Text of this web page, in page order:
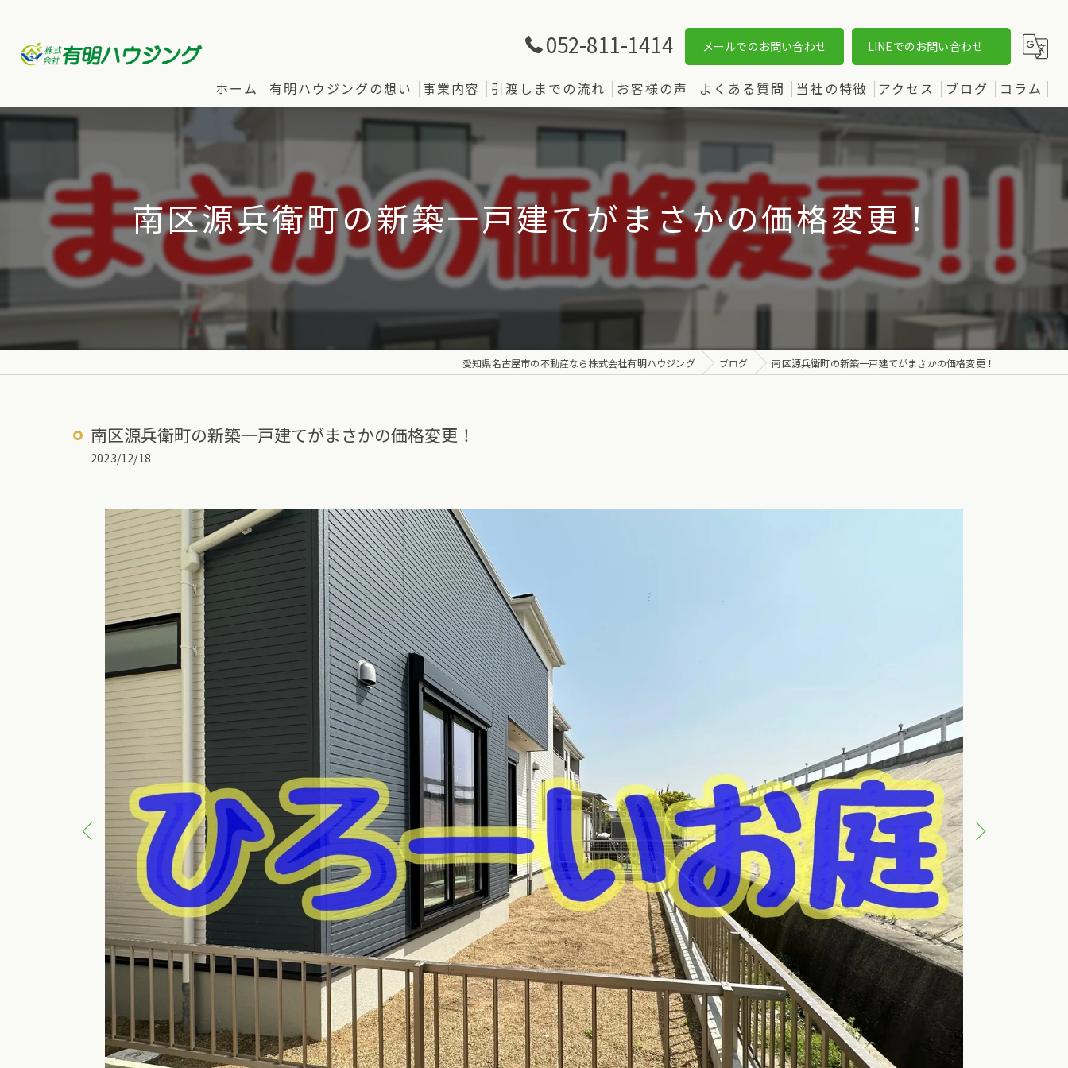
052-811-1414 メールでのお問い合わせ LINEでのお問い合わせ
ホーム 有明ハウジングの想い 事業内容 引渡しまでの流れ お客様の声 よくある質問 当社の特徴
売却
購入
土地
新築
中古
アクセス
漫画特集
ブログ コラム
南区源兵衛町の新築一戸建てがまさかの価格変更！
愛知県名古屋市の不動産なら株式会社有明ハウジング ブログ 南区源兵衛町の新築一戸建てがまさかの価格変更！
南区源兵衛町の新築一戸建てがまさかの価格変更！
2023/12/18